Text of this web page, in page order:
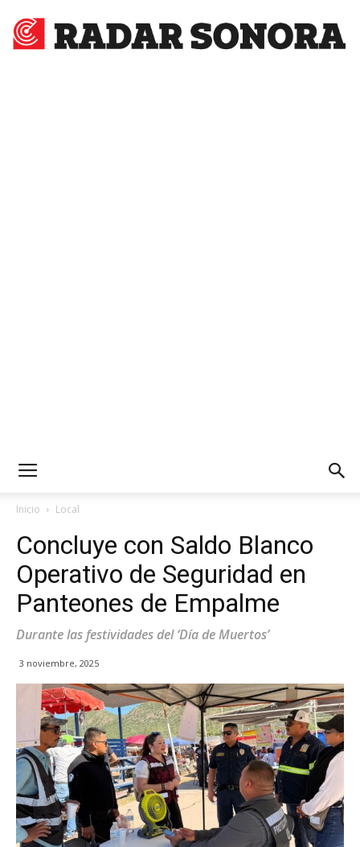
Inicio Local
Concluye con Saldo Blanco
Operativo de Seguridad en
Panteones de Empalme
Durante las festividades del ‘Día de Muertos’
3 noviembre, 2025